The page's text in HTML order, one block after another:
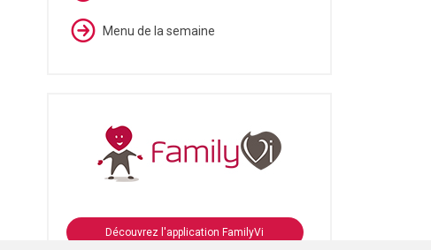
Menu de la semaine
Découvrez l'application FamilyVi